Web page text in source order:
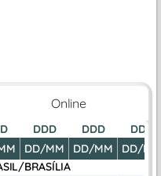
Online
DDD
DD/MM
DDD
DD/MM
DDD
DD/MM
BRASÍLIA